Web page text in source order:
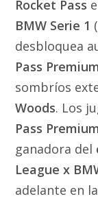
Rocket Pass
BMW Serie 1 (
desbloquea
Pass Premium
sombríos
Woods. Los
Pass Premium
ganadora del
League x
adelante en